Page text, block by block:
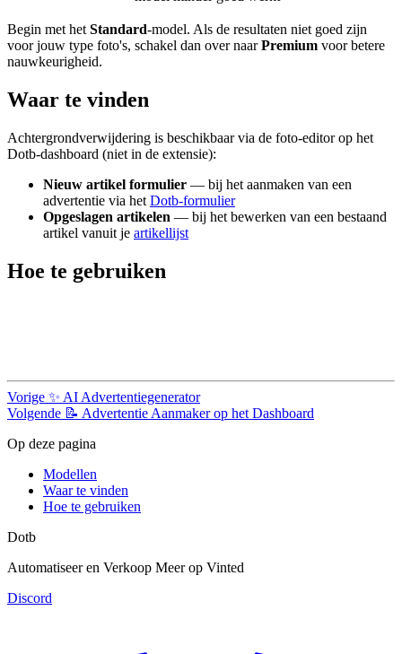
Begin met het Standard-model. Als de resultaten niet goed zijn
voor jouw type foto's, schakel dan over naarPremium voor betere
nauwkeurigheid.
Waar te vinden
Achtergrondverwijdering is beschikbaar via de foto-editor op het
Dotb-dashboard (niet in de extensie):
Nieuw artikel formulier — bij het aanmaken van een
advertentie via het Dotb-formulier
Opgeslagen artikelen — bij het bewerken van een bestaand
artikel vanuit je artikellijst
Hoe te gebruiken
Vorige ✨ AI Advertentiegenerator
Volgende 📝 Advertentie Aanmaker op het Dashboard
Op deze pagina
Modellen
Waar te vinden
Hoe te gebruiken
Dotb
Automatiseer en Verkoop Meer op Vinted
Discord